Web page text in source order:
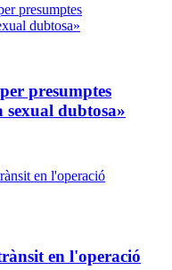
presumptes
sexual dubtosa»
en l'operació